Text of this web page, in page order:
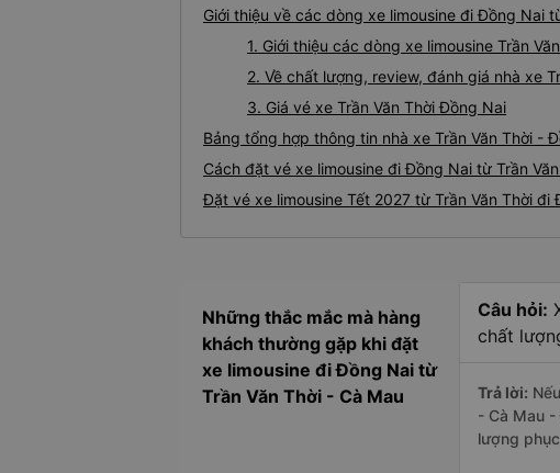
Giới thiệu về các dòng xe limousine đi Đồng Nai
1. Giới thiệu các dòng xe limousine Trần
2. Về chất lượng, review, đánh giá nhà xe
3. Giá vé xe Trần Văn Thời Đồng Nai
Bảng tổng hợp thông tin nhà xe Trần Văn Thời -
Cách đặt vé xe limousine đi Đồng Nai từ Trần
Đặt vé xe limousine Tết 2027 từ Trần Văn Thời đi
Những thắc mắc mà hàng
khách thường gặp khi đặt
xe limousine đi Đồng Nai từ
Trần Văn Thời - Cà Mau
Câu hỏi:
chất
Trả lời:
- Cà Mau -
lượng